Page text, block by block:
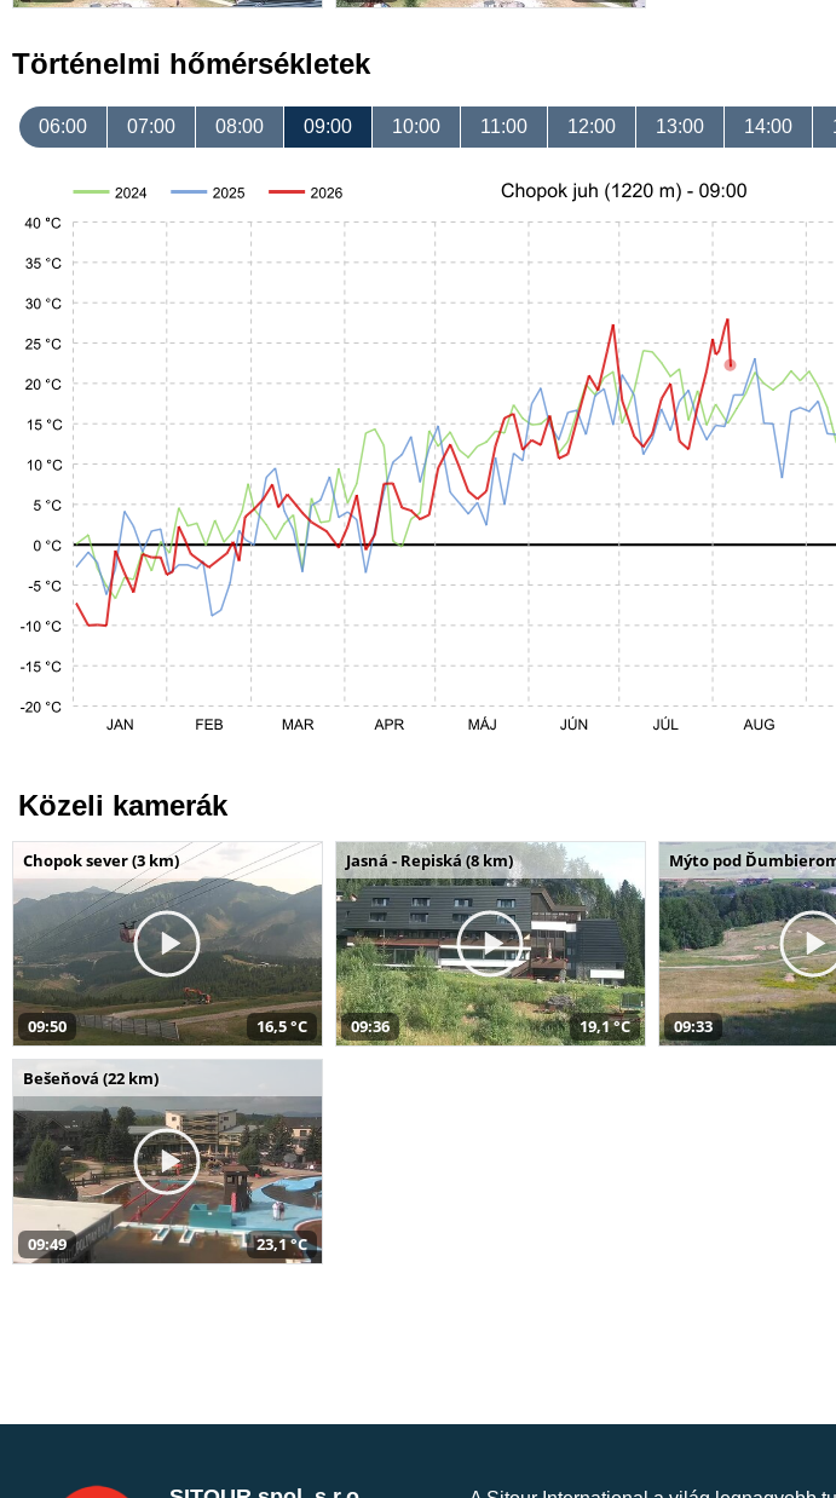
Történelmi hőmérsékletek
06:00 07:00 08:00 09:00 10:00 11:00 12:00 13:00 14:00
Közeli kamerák
Chopok sever (3 km)
09:50 16,5 °C
Jasná - Repiská (8 km)
09:36 19,1 °C
Mýto pod
09:33
Bešeňová (22 km)
09:49 23,1 °C